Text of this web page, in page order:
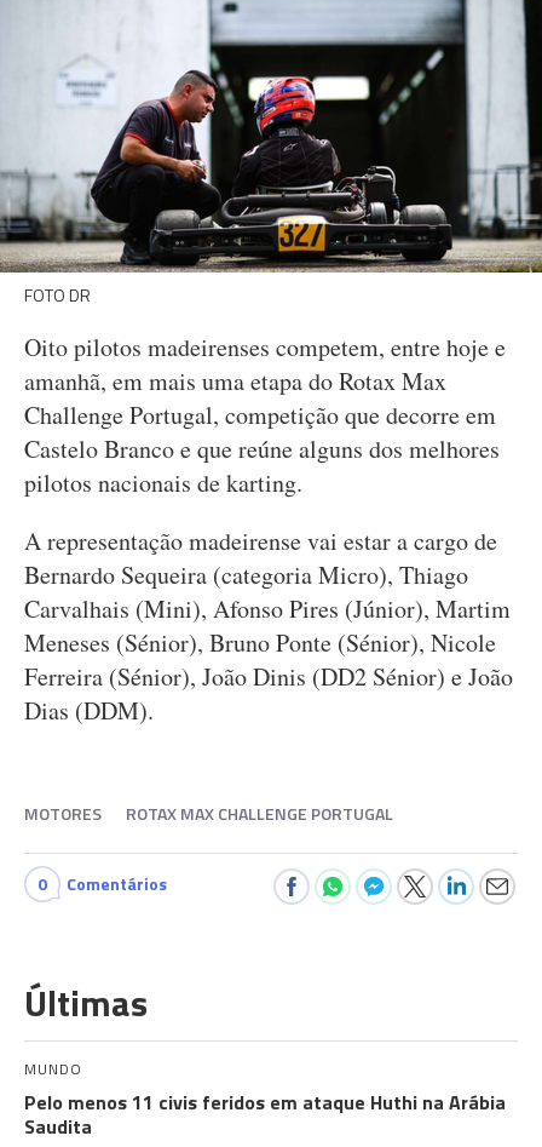
FOTO DR
Oito pilotos madeirenses competem, entre hoje e
amanhã, em mais uma etapa do Rotax Max
Challenge Portugal, competição que decorre em
Castelo Branco e que reúne alguns dos melhores
pilotos nacionais de karting.
A representação madeirense vai estar a cargo de
Bernardo Sequeira (categoria Micro), Thiago
Carvalhais (Mini), Afonso Pires (Júnior), Martim
Meneses (Sénior), Bruno Ponte (Sénior), Nicole
Ferreira (Sénior), João Dinis (DD2 Sénior) e João
Dias (DDM).
MOTORES ROTAX MAX CHALLENGE PORTUGAL
0 Comentários
Últimas
MUNDO
Pelo menos 11 civis feridos em ataque Huthi na Arábia
Saudita